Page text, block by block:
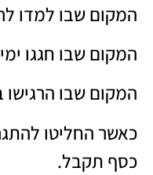
המקום שבו למדו
המקום שבו חגגו
המקום שבו הרגישו
כאשר החליטו
כסף תקבל.